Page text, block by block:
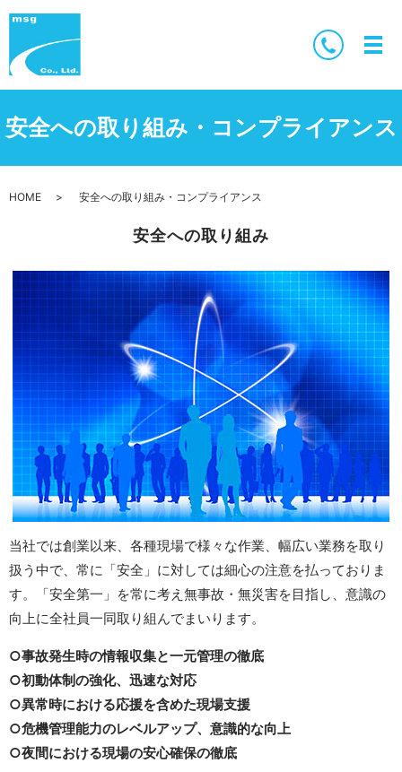
安全への取り組み・コンプライアンス
HOME 安全への取り組み・コンプライアンス
安全への取り組み
当社では創業以来、各種現場で様々な作業、幅広い業務を取り
扱う中で、常に「安全」に対しては細心の注意を払っておりま
す。「安全第一」を常に考え無事故・無災害を目指し、意識の
向上に全社員一同取り組んでまいります。
○事故発生時の情報収集と一元管理の徹底
○初動体制の強化、迅速な対応
○異常時における応援を含めた現場支援
○危機管理能力のレベルアップ、意識的な向上
○夜間における現場の安心確保の徹底